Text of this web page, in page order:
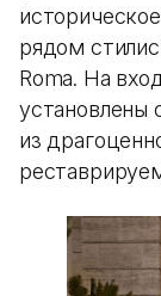
рядом
Roma. На
установлены
из